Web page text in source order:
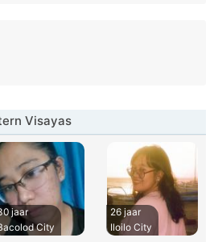
Visayas
jaar
City
26 jaar
Iloilo City